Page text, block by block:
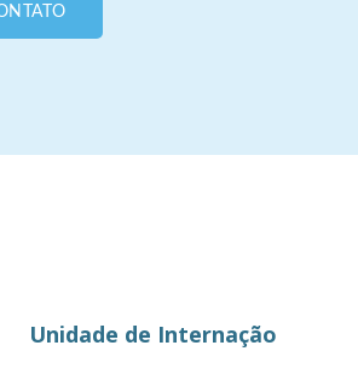
Unidade de Internação